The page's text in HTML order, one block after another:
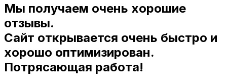
Мы получаем очень хорошие
отзывы.
Сайт открывается очень быстро и
хорошо оптимизирован.
Потрясающая работа!